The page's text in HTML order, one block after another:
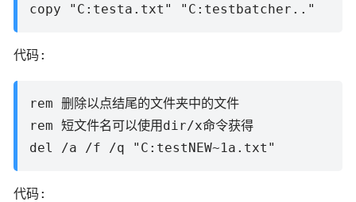
copy "C:testa.txt" "C:testbatcher.."
代码:
rem 删除以点结尾的文件夹中的文件
rem 短文件名可以使用dir/x命令获得
del /a /f /q "C:testNEW~1a.txt"
代码: